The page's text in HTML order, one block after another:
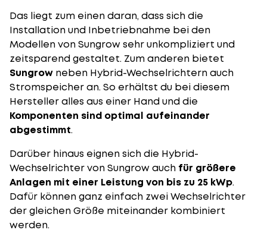
Das liegt zum einen daran, dass sich die
Installation und Inbetriebnahme bei den
Modellen von Sungrow sehr unkompliziert und
zeitsparend gestaltet. Zum anderen bietet
Sungrow neben Hybrid-Wechselrichtern auch
Stromspeicher an. So erhältst du bei diesem
Hersteller alles aus einer Hand und die
Komponenten sind optimal aufeinander
abgestimmt.
Darüber hinaus eignen sich die Hybrid-
Wechselrichter von Sungrow auch für größere
Anlagen mit einer Leistung von bis zu 25 kWp.
Dafür können ganz einfach zwei Wechselrichter
der gleichen Größe miteinander kombiniert
werden.